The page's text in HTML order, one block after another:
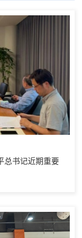
总书记近期重要